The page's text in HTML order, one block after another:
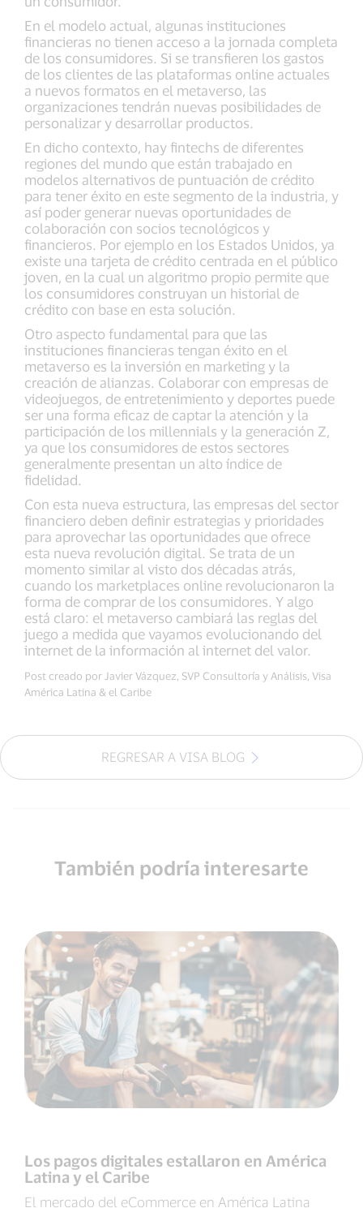
En el modelo actual, algunas instituciones
financieras no tienen acceso a la jornada completa
de los consumidores. Si se transfieren los gastos
de los clientes de las plataformas online actuales
a nuevos formatos en el metaverso, las
organizaciones tendrán nuevas posibilidades de
personalizar y desarrollar productos.
En dicho contexto, hay fintechs de diferentes
regiones del mundo que están trabajado en
modelos alternativos de puntuación de crédito
para tener éxito en este segmento de la industria, y
así poder generar nuevas oportunidades de
colaboración con socios tecnológicos y
financieros. Por ejemplo en los Estados Unidos, ya
existe una tarjeta de crédito centrada en el público
joven, en la cual un algoritmo propio permite que
los consumidores construyan un historial de
crédito con base en esta solución.
Otro aspecto fundamental para que las
instituciones financieras tengan éxito en el
metaverso es la inversión en marketing y la
creación de alianzas. Colaborar con empresas de
videojuegos, de entretenimiento y deportes puede
ser una forma eficaz de captar la atención y la
participación de los millennials y la generación Z,
ya que los consumidores de estos sectores
generalmente presentan un alto índice de
fidelidad.
Con esta nueva estructura, las empresas del sector
financiero deben definir estrategias y prioridades
para aprovechar las oportunidades que ofrece
esta nueva revolución digital. Se trata de un
momento similar al visto dos décadas atrás,
cuando los marketplaces online revolucionaron la
forma de comprar de los consumidores. Y algo
está claro: el metaverso cambiará las reglas del
juego a medida que vayamos evolucionando del
internet de la información al internet del valor.
Post creado por Javier Vázquez, SVP Consultoría y Análisis, Visa
América Latina & el Caribe
REGRESAR A VISA BLOG
También podría interesarte
Los pagos digitales estallaron en América
Latina y el Caribe
El mercado del eCommerce en América Latina